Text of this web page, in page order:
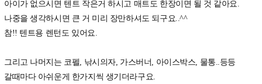
아이가 없으시면 텐트 작은거 하시고 매트도 한장이면 될 것 같아요.
나중을 생각하시면 큰 거 미리 장만하셔도 되구요..^^
참!! 텐트용 렌턴도 있어요.
그리고 나머지는 코펠, 낚시의자, 가스버너, 아이스박스, 물통..등등
갈때마다 아쉬운게 한가지씩 생기더라구요.